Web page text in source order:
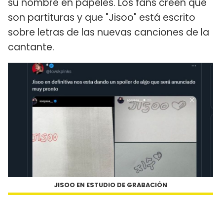
son partituras y que "Jisoo" está escrito
sobre letras de las nuevas canciones de la
cantante.
JISOO EN ESTUDIO DE GRABACIÓN